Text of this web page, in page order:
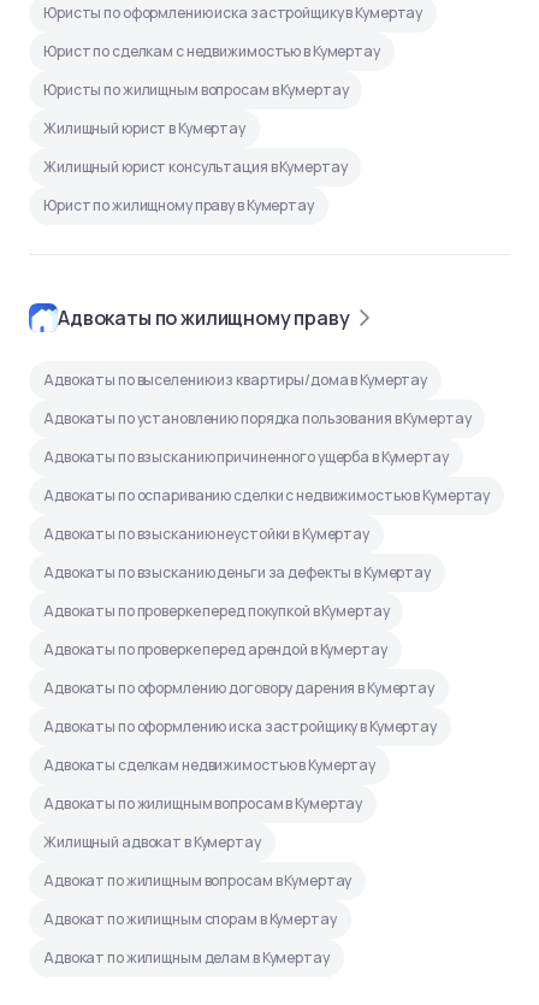
Юристы по оформлению иска застройщику в Кумертау
Юрист по сделкам с недвижимостью в Кумертау
Юристы по жилищным вопросам в Кумертау
Жилищный юрист в Кумертау
Жилищный юрист консультация в Кумертау
Юрист по жилищному праву в Кумертау
Адвокаты по жилищному праву
Адвокаты по выселению из квартиры/дома в Кумертау
Адвокаты по установлению порядка пользования в Кумертау
Адвокаты по взысканию причиненного ущерба в Кумертау
Адвокаты по оспариванию сделки с недвижимостью в Кумертау
Адвокаты по взысканию неустойки в Кумертау
Адвокаты по взысканию деньги за дефекты в Кумертау
Адвокаты по проверке перед покупкой в Кумертау
Адвокаты по проверке перед арендой в Кумертау
Адвокаты по оформлению договору дарения в Кумертау
Адвокаты по оформлению иска застройщику в Кумертау
Адвокаты сделкам недвижимостью в Кумертау
Адвокаты по жилищным вопросам в Кумертау
Жилищный адвокат в Кумертау
Адвокат по жилищным вопросам в Кумертау
Адвокат по жилищным спорам в Кумертау
Адвокат по жилищным делам в Кумертау